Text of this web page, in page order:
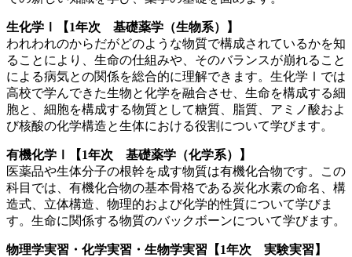
生化学Ⅰ【1年次 基礎薬学（生物系）】
われわれのからだがどのような物質で構成されているかを知
ることにより、生命の仕組みや、そのバランスが崩れること
による病気との関係を総合的に理解できます。生化学Ⅰでは
高校で学んできた生物と化学を融合させ、生命を構成する細
胞と、細胞を構成する物質として糖質、脂質、アミノ酸およ
び核酸の化学構造と生体における役割について学びます。
有機化学Ⅰ【1年次 基礎薬学（化学系）】
医薬品や生体分子の根幹を成す物質は有機化合物です。この
科目では、有機化合物の基本骨格である炭化水素の命名、構
造式、立体構造、物理的および化学的性質について学びま
す。生命に関係する物質のバックボーンについて学びます。
物理学実習・化学実習・生物学実習【1年次 実験実習】